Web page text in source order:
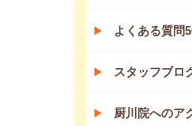
よくある質問
スタッフブロ
厨川院へのア